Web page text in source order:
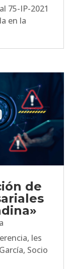
75-IP-2021
en la
de
les
Socio